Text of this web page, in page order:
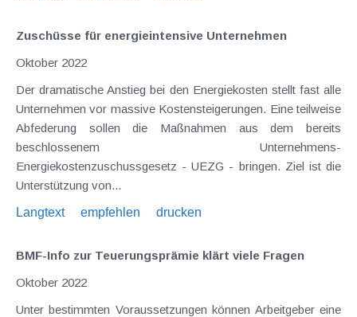
Zuschüsse für energieintensive Unternehmen
Oktober 2022
Der dramatische Anstieg bei den Energiekosten stellt fast alle
Unternehmen vor massive Kostensteigerungen. Eine teilweise
Abfederung sollen die Maßnahmen aus dem bereits
beschlossenem Unternehmens-
Energiekostenzuschussgesetz - UEZG - bringen. Ziel ist die
Unterstützung von...
Langtext
empfehlen drucken
BMF-Info zur Teuerungsprämie klärt viele Fragen
Oktober 2022
Unter bestimmten Voraussetzungen können Arbeitgeber eine